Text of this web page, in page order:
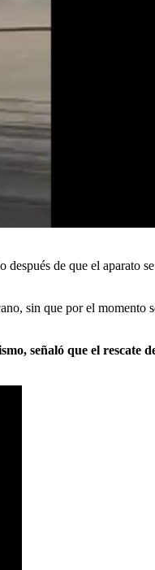
de que el aparato
sin que por el momento
señaló que el rescate